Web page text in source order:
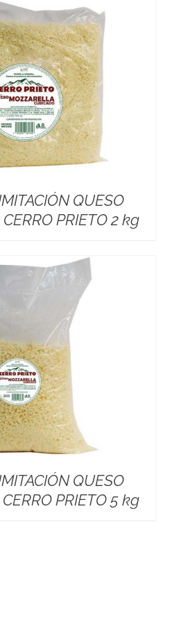
QUESO
PRIETO 2 kg
QUESO
PRIETO 5 kg